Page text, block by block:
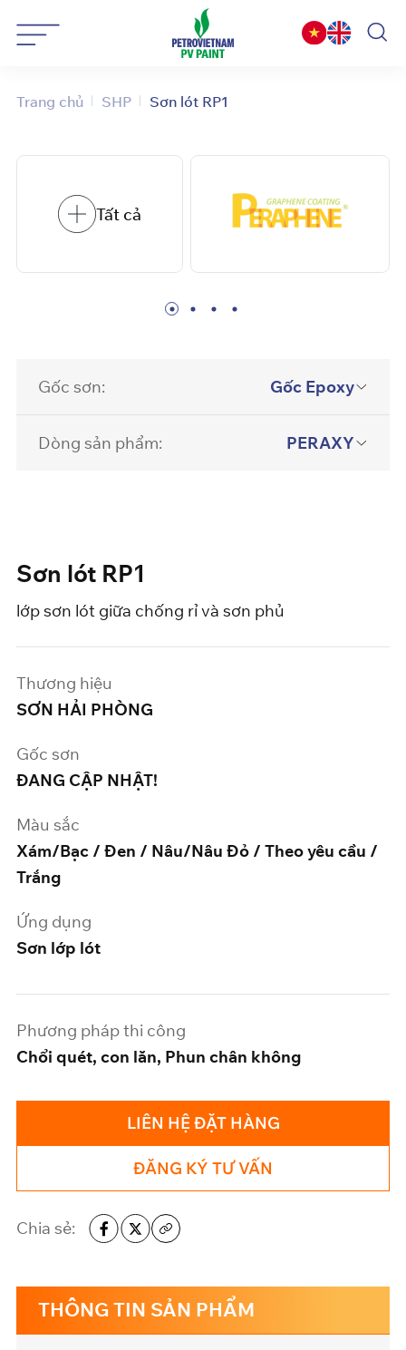
qua
dung
Trang chủ SHP Sơn lót RP1
Tất cả
Gốc sơn: Gốc Epoxy
Dòng sản phẩm: PERAXY
Sơn lót RP1
lớp sơn lót giữa chống rỉ và sơn phủ
Thương hiệu
SƠN HẢI PHÒNG
Gốc sơn
ĐANG CẬP NHẬT!
Màu sắc
Xám/Bạc / Đen / Nâu/Nâu Đỏ / Theo yêu cầu /
Trắng
Ứng dụng
Sơn lớp lót
Phương pháp thi công
Chổi quét, con lăn, Phun chân không
LIÊN HỆ ĐẶT HÀNG
ĐĂNG KÝ TƯ VẤN
Chia sẻ:
THÔNG TIN SẢN PHẨM